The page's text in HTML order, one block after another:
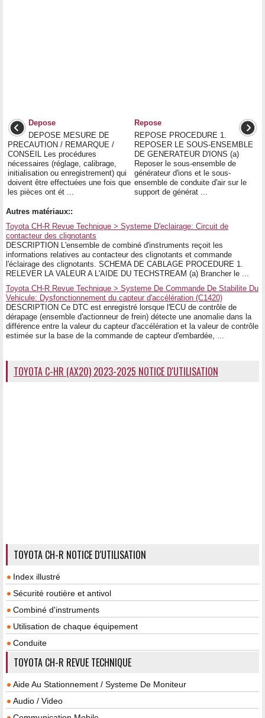
Depose
DEPOSE MESURE DE
PRECAUTION / REMARQUE /
CONSEIL Les procédures
nécessaires (réglage, calibrage,
initialisation ou enregistrement) qui
doivent être effectuées une fois que
les pièces ont ét ...
Repose
REPOSE PROCEDURE 1.
REPOSER LE SOUS-ENSEMBLE
DE GENERATEUR D'IONS (a)
Reposer le sous-ensemble de
générateur d'ions et le sous-
ensemble de conduite d'air sur le
support de générat ...
Autres matériaux::
Toyota CH-R Revue Technique > Systeme D'eclairage: Circuit de
contacteur des clignotants
DESCRIPTION L'ensemble de combiné d'instruments reçoit les
informations relatives au contacteur des clignotants et commande
l'éclairage des clignotants. SCHEMA DE CABLAGE PROCEDURE 1.
RELEVER LA VALEUR A L'AIDE DU TECHSTREAM (a) Brancher le ...
Toyota CH-R Revue Technique > Systeme De Commande De Stabilite Du
Vehicule: Dysfonctionnement du capteur d'accélération (C1420)
DESCRIPTION Ce DTC est enregistré lorsque l'ECU de contrôle de
dérapage (ensemble d'actionneur de frein) détecte une anomalie dans la
différence entre la valeur du capteur d'accélération et la valeur de contrôle
estimée sur la base de la commande de capteur d'embardée, ...
TOYOTA C-HR (AX20) 2023-2025 NOTICE D'UTILISATION
TOYOTA CH-R NOTICE D'UTILISATION
Index illustré
Sécurité routière et antivol
Combiné d'instruments
Utilisation de chaque équipement
Conduite
TOYOTA CH-R REVUE TECHNIQUE
Aide Au Stationnement / Systeme De Moniteur
Audio / Video